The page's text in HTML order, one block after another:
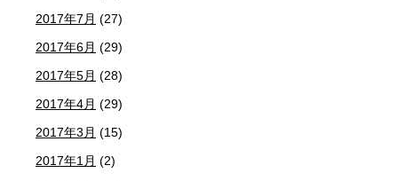
2017年7月 (27)
2017年6月 (29)
2017年5月 (28)
2017年4月 (29)
2017年3月 (15)
2017年1月 (2)